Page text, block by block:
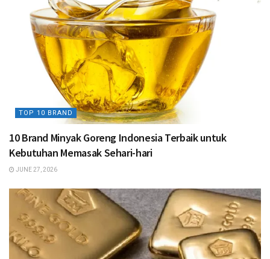
TOP 10 BRAND
10 Brand Minyak Goreng Indonesia Terbaik untuk
Kebutuhan Memasak Sehari-hari
JUNE 27, 2026